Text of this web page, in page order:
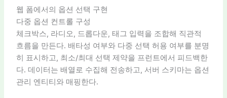
웹 폼에서의 옵션 선택 구현
다중 옵션 컨트롤 구성
체크박스, 라디오, 드롭다운, 태그 입력을 조합해 직관적
흐름을 만든다. 배타성 여부와 다중 선택 허용 여부를 분명
히 표시하고, 최소/최대 선택 제약을 프런트에서 피드백한
다. 데이터는 배열로 수집해 전송하고, 서버 스키마는 옵션
관리 엔티티와 매핑한다.